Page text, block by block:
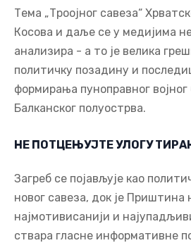
Тема „Троојног савеза“
Косова и даље се у медијима
анализира - а то је велика
политичку позадину и
формирања пуноправног војног
Балканског полуострва.
НЕ ПОТЦЕЊУЈТЕ УЛОГУ
Загреб се појављује као
новог савеза, док је Приштина
најмотивисанији и
ствара гласне информативне